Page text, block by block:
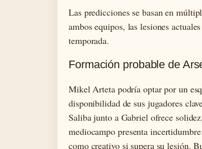
Las predicciones se basan en
ambos equipos, las lesiones
temporada.
Formación probable de
Mikel Arteta podría optar por un
disponibilidad de sus jugadores
Saliba junto a Gabriel ofrece
mediocampo presenta
como creativo si supera su lesión.